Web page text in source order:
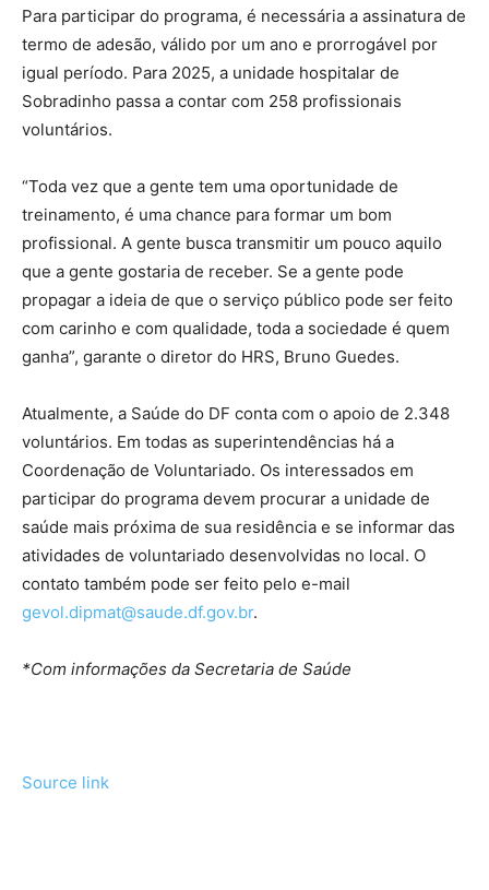
Para participar do programa, é necessária a assinatura de
termo de adesão, válido por um ano e prorrogável por
igual período. Para 2025, a unidade hospitalar de
Sobradinho passa a contar com 258 profissionais
voluntários.
“Toda vez que a gente tem uma oportunidade de
treinamento, é uma chance para formar um bom
profissional. A gente busca transmitir um pouco aquilo
que a gente gostaria de receber. Se a gente pode
propagar a ideia de que o serviço público pode ser feito
com carinho e com qualidade, toda a sociedade é quem
ganha”, garante o diretor do HRS, Bruno Guedes.
Atualmente, a Saúde do DF conta com o apoio de 2.348
voluntários. Em todas as superintendências há a
Coordenação de Voluntariado. Os interessados em
participar do programa devem procurar a unidade de
saúde mais próxima de sua residência e se informar das
atividades de voluntariado desenvolvidas no local. O
contato também pode ser feito pelo e-mail
gevol.dipmat@saude.df.gov.br.
*Com informações da Secretaria de Saúde
Source link